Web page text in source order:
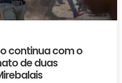
continua com o
de duas